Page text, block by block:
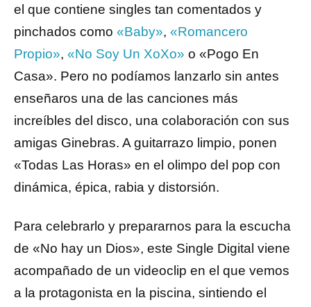
el que contiene singles tan comentados y
pinchados como «Baby», «Romancero
Propio», «No Soy Un XoXo» o «Pogo En
Casa». Pero no podíamos lanzarlo sin antes
enseñaros una de las canciones más
increíbles del disco, una colaboración con sus
amigas Ginebras. A guitarrazo limpio, ponen
«Todas Las Horas» en el olimpo del pop con
dinámica, épica, rabia y distorsión.
Para celebrarlo y prepararnos para la escucha
de «No hay un Dios», este Single Digital viene
acompañado de un videoclip en el que vemos
a la protagonista en la piscina, sintiendo el